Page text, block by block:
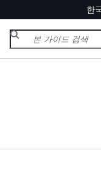
한